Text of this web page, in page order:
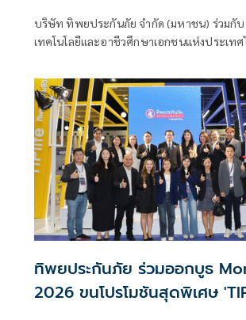
บริษัท ทิพยประกันภัย จำกัด (มหาชน) ร่วมกับ
เทคโนโลยีและอาชีวศึกษาเอกชนแห่งประเท
(PVET) ลงนามบันทึกข้อตกลงความร่วมมือ
สวัสดิการด้านการประกันภัย
ทิพยประกันภัย ร่วมออกบูธ
2026 ขนโปรโมชันสุดพิเศษ